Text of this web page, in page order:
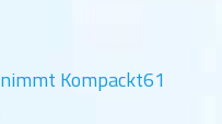
Kompackt61